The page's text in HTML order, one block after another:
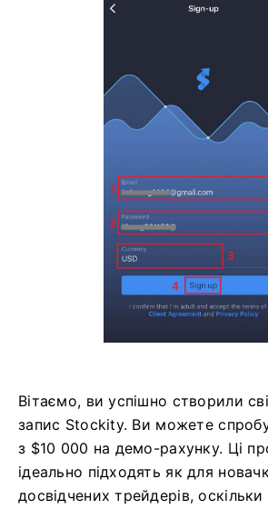
Вітаємо, ви успішно створили
запис Stockity. Ви можете
з $10 000 на демо-рахунку. Ці
ідеально підходять як для
досвідчених трейдерів,